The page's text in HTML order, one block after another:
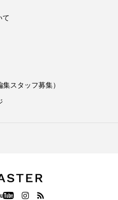
て
スタッフ募集）